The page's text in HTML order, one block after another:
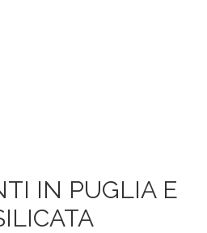
IN PUGLIA E